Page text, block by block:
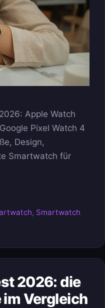
Apple Watch
Pixel Watch 4
Design,
Smartwatch für
, Smartwatch
2026: die
Vergleich